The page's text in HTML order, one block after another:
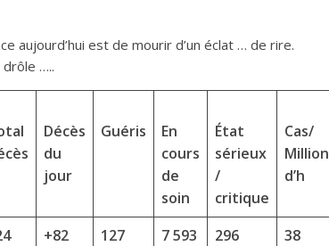
aujourd’hui est de mourir d’un éclat … de rire.
drôle …..
Décès
du
jour
Guéris
En
cours
de
soin
État
sérieux
/
critique
Cas/
Million
d’h
+82 127 7 593 296 38